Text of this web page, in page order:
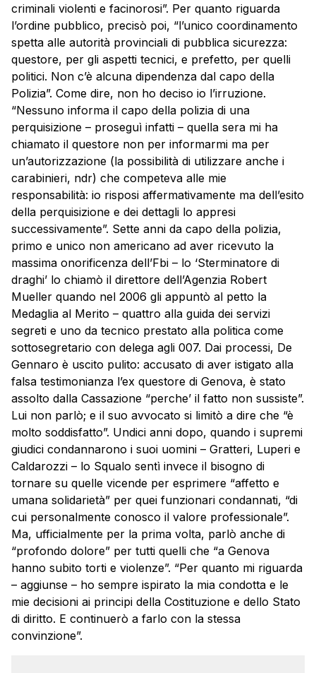
criminali violenti e facinorosi”. Per quanto riguarda
l’ordine pubblico, precisò poi, “l’unico coordinamento
spetta alle autorità provinciali di pubblica sicurezza:
questore, per gli aspetti tecnici, e prefetto, per quelli
politici. Non c’è alcuna dipendenza dal capo della
Polizia”. Come dire, non ho deciso io l’irruzione.
“Nessuno informa il capo della polizia di una
perquisizione – proseguì infatti – quella sera mi ha
chiamato il questore non per informarmi ma per
un’autorizzazione (la possibilità di utilizzare anche i
carabinieri, ndr) che competeva alle mie
responsabilità: io risposi affermativamente ma dell’esito
della perquisizione e dei dettagli lo appresi
successivamente”. Sette anni da capo della polizia,
primo e unico non americano ad aver ricevuto la
massima onorificenza dell’Fbi – lo ‘Sterminatore di
draghi’ lo chiamò il direttore dell’Agenzia Robert
Mueller quando nel 2006 gli appuntò al petto la
Medaglia al Merito – quattro alla guida dei servizi
segreti e uno da tecnico prestato alla politica come
sottosegretario con delega agli 007. Dai processi, De
Gennaro è uscito pulito: accusato di aver istigato alla
falsa testimonianza l’ex questore di Genova, è stato
assolto dalla Cassazione “perche’ il fatto non sussiste”.
Lui non parlò; e il suo avvocato si limitò a dire che “è
molto soddisfatto”. Undici anni dopo, quando i supremi
giudici condannarono i suoi uomini – Gratteri, Luperi e
Caldarozzi – lo Squalo sentì invece il bisogno di
tornare su quelle vicende per esprimere “affetto e
umana solidarietà” per quei funzionari condannati, “di
cui personalmente conosco il valore professionale”.
Ma, ufficialmente per la prima volta, parlò anche di
“profondo dolore” per tutti quelli che “a Genova
hanno subito torti e violenze”. “Per quanto mi riguarda
– aggiunse – ho sempre ispirato la mia condotta e le
mie decisioni ai principi della Costituzione e dello Stato
di diritto. E continuerò a farlo con la stessa
convinzione”.